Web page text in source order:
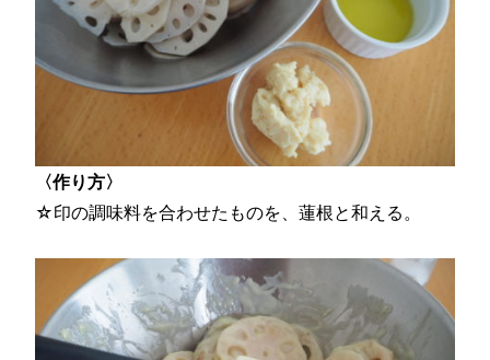
〈作り方〉
☆印の調味料を合わせたものを、蓮根と和える。